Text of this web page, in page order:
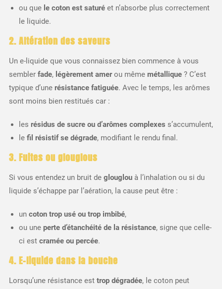
ou que le coton est saturéet n’absorbe plus correctement
le liquide.
2. Altération des saveurs
Un e-liquide que vous connaissez bien commence à vous
sembler fade, légèrement amerou même métallique? C’est
typique d’une résistance fatiguée. Avec le temps, les arômes
sont moins bien restitués car :
les résidus de sucre ou d’arômes complexes s’accumulent,
le fil résistif se dégrade, modifiant le rendu final.
3. Fuites ou glouglous
Si vous entendez un bruit de glouglouà l’inhalation ou si du
liquide s’échappe par l’aération, la cause peut être :
un coton trop usé ou trop imbibé,
ou une perte d’étanchéité de la résistance, signe que celle-
ci est cramée ou percée.
4. E-liquide dans la bouche
Lorsqu’une résistance est trop dégradée, le coton peut